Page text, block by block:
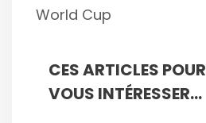
World Cup
CES ARTICLES
VOUS INTÉRESSER...